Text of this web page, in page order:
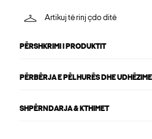
Artikuj të rinj çdo ditë
PËRSHKRIMI I PRODUKTIT
PËRBËRJA E PËLHURËS DHE
SHPËRNDARJA & KTHIMET